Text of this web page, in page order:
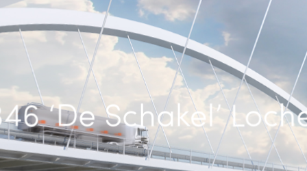
‘De Schakel’